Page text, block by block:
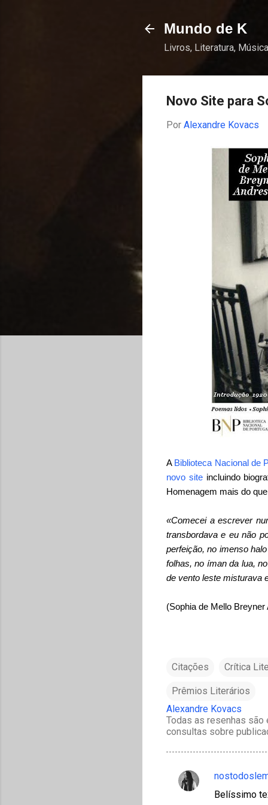
Mundo de K
Livros, Literatura,
Novo Site para
Por Alexandre Kovacs
A Biblioteca Nacional de
novo siteincluindo
Homenagem mais do
«Comecei a escrever
transbordava e eu não
perfeição, no imenso
folhas, no íman da lua,
de vento leste misturava
(Sophia de Mello Breyner
Citações Crítica
Prêmios Literários
Alexandre Kovacs
Todas as resenhas são
consultas sobre
C
Belíssimo